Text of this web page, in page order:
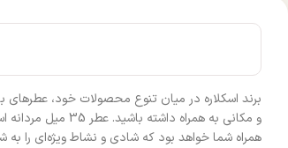
برند اسکلاره در میان تنوع محصولات خود،
همراه شما خواهد بود که شادی و نشاط ویژه‌ای را به